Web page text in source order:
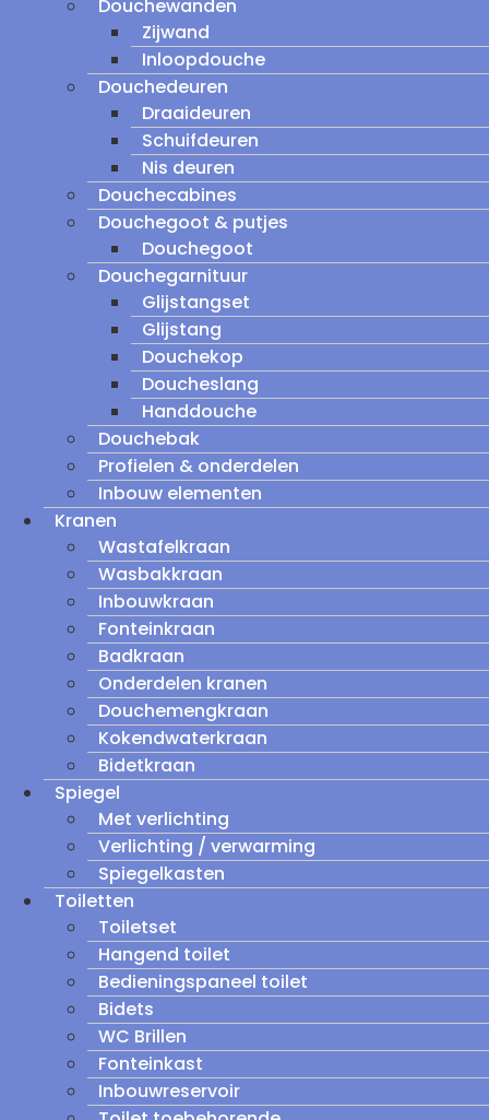
Douchewanden
Zijwand
Inloopdouche
Douchedeuren
Draaideuren
Schuifdeuren
Nis deuren
Douchecabines
Douchegoot & putjes
Douchegoot
Douchegarnituur
Glijstangset
Glijstang
Douchekop
Doucheslang
Handdouche
Douchebak
Profielen & onderdelen
Inbouw elementen
Kranen
Wastafelkraan
Wasbakkraan
Inbouwkraan
Fonteinkraan
Badkraan
Onderdelen kranen
Douchemengkraan
Kokendwaterkraan
Bidetkraan
Spiegel
Met verlichting
Verlichting / verwarming
Spiegelkasten
Toiletten
Toiletset
Hangend toilet
Bedieningspaneel toilet
Bidets
WC Brillen
Fonteinkast
Inbouwreservoir